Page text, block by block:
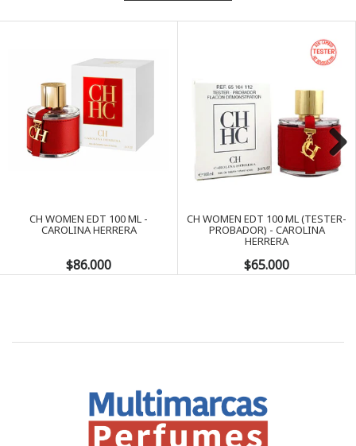
CH WOMEN EDT 100 ML -
CAROLINA HERRERA
$86.000
CH WOMEN EDT 100 ML (TESTER-
PROBADOR) - CAROLINA
HERRERA
$65.000
Next